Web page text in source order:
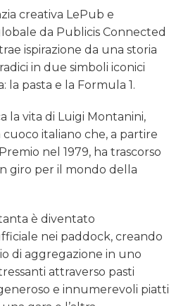
creativa LePub e
da Publicis Connected
ispirazione da una storia
in due simboli iconici
la pasta e la Formula 1.
la vita di Luigi Montanini,
italiano che, a partire
nel 1979, ha trascorso
giro per il mondo della
è diventato
nei paddock, creando
di aggregazione in uno
attraverso pasti
e innumerevoli piatti